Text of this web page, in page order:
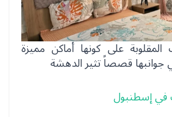
على كونها أماكن مميزة
قصصاً تثير الدهشة